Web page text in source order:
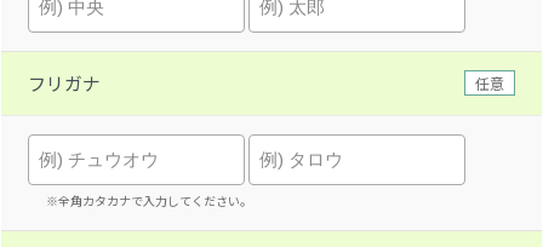
フリガナ 任意
※全角カタカナで入力してください。